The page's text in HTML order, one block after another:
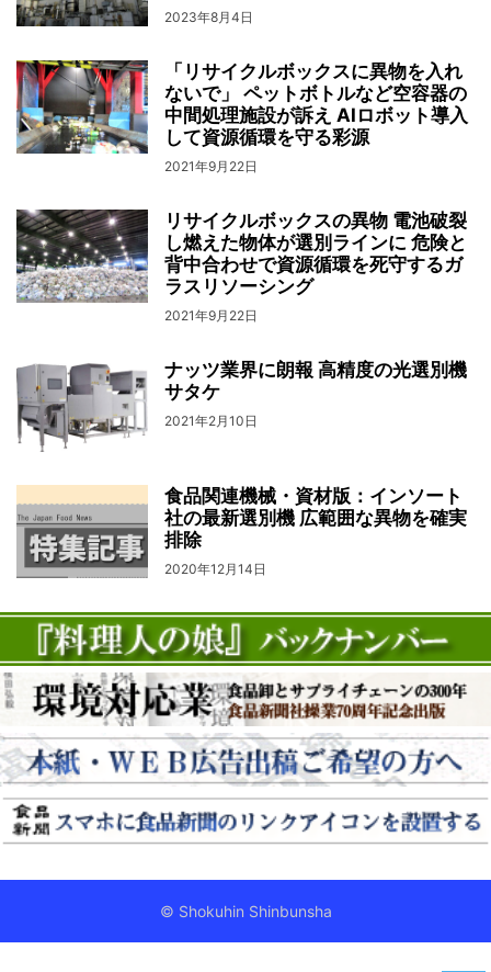
2023年8月4日
「リサイクルボックスに異物を入れ
ないで」 ペットボトルなど空容器の
中間処理施設が訴え AIロボット導入
して資源循環を守る彩源
2021年9月22日
リサイクルボックスの異物 電池破裂
し燃えた物体が選別ラインに 危険と
背中合わせで資源循環を死守するガ
ラスリソーシング
2021年9月22日
ナッツ業界に朗報 高精度の光選別機
サタケ
2021年2月10日
食品関連機械・資材版：インソート
社の最新選別機 広範囲な異物を確実
排除
2020年12月14日
© Shokuhin Shinbunsha